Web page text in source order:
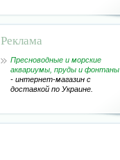
Реклама
Пресноводные и морские
аквариумы, пруды и фонтаны
- интернет-магазин с
доставкой по Украине.